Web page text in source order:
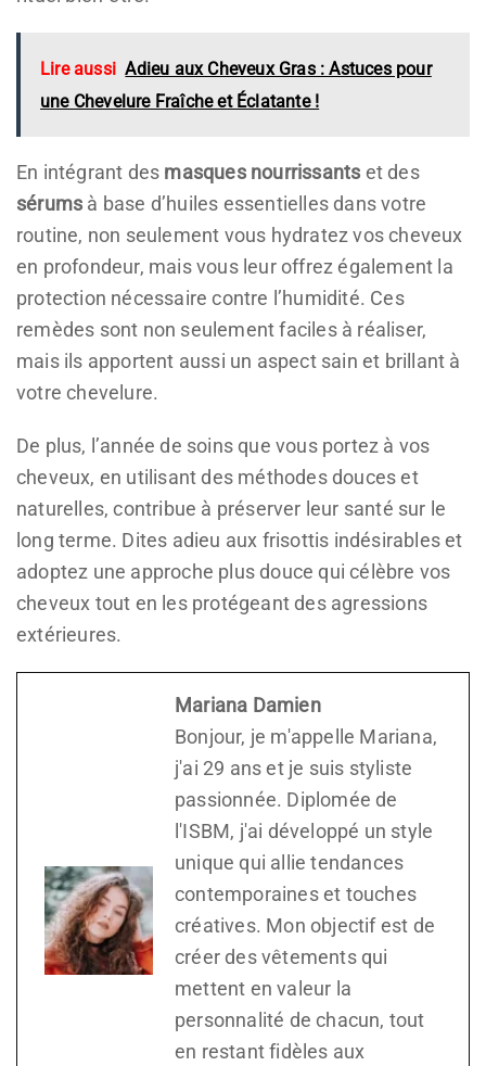
Lire aussi Adieu aux Cheveux Gras : Astuces pour
une Chevelure Fraîche et Éclatante !
En intégrant des masques nourrissants et des
sérums à base d’huiles essentielles dans votre
routine, non seulement vous hydratez vos cheveux
en profondeur, mais vous leur offrez également la
protection nécessaire contre l’humidité. Ces
remèdes sont non seulement faciles à réaliser,
mais ils apportent aussi un aspect sain et brillant à
votre chevelure.
De plus, l’année de soins que vous portez à vos
cheveux, en utilisant des méthodes douces et
naturelles, contribue à préserver leur santé sur le
long terme. Dites adieu aux frisottis indésirables et
adoptez une approche plus douce qui célèbre vos
cheveux tout en les protégeant des agressions
extérieures.
Mariana Damien
Bonjour, je m'appelle Mariana,
j'ai 29 ans et je suis styliste
passionnée. Diplomée de
l'ISBM, j'ai développé un style
unique qui allie tendances
contemporaines et touches
créatives. Mon objectif est de
créer des vêtements qui
mettent en valeur la
personnalité de chacun, tout
en restant fidèles aux